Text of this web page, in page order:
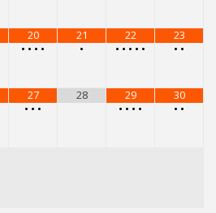
20
• • • •
21
•
22
• • • • •
23
• •
27
• • •
28
29
• • • •
30
• •